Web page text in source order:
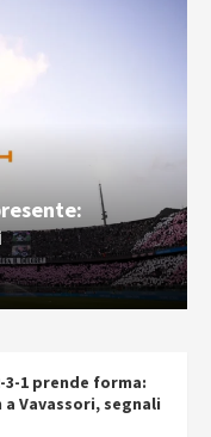
3-1 prende forma:
a Vavassori, segnali